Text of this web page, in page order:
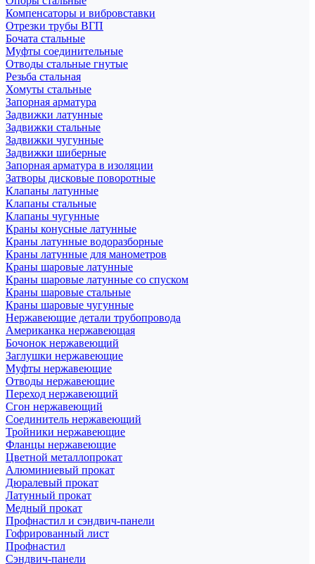
Компенсаторы и вибровставки
Отрезки трубы ВГП
Бочата стальные
Муфты соединительные
Отводы стальные гнутые
Резьба стальная
Хомуты стальные
Запорная арматура
Задвижки латунные
Задвижки стальные
Задвижки чугунные
Задвижки шиберные
Запорная арматура в изоляции
Затворы дисковые поворотные
Клапаны латунные
Клапаны стальные
Клапаны чугунные
Краны конусные латунные
Краны латунные водоразборные
Краны латунные для манометров
Краны шаровые латунные
Краны шаровые латунные со спуском
Краны шаровые стальные
Краны шаровые чугунные
Нержавеющие детали трубопровода
Американка нержавеющая
Бочонок нержавеющий
Заглушки нержавеющие
Муфты нержавеющие
Отводы нержавеющие
Переход нержавеющий
Сгон нержавеющий
Соединитель нержавеющий
Тройники нержавеющие
Фланцы нержавеющие
Цветной металлопрокат
Алюминиевый прокат
Дюралевый прокат
Латунный прокат
Медный прокат
Профнастил и сэндвич-панели
Гофрированный лист
Профнастил
Сэндвич-панели